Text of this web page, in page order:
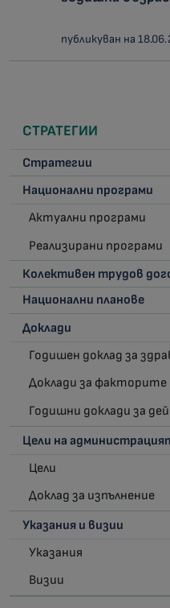
публикуван на
СТРАТЕГИИ
Стратегии
Национални програми
Актуални програми
Реализирани програми
Колективен трудов
Национални планове
Доклади
Годишен доклад за
Доклади за факторите
Годишни доклади за
Цели на
Цели
Доклад за изпълнение
Указания и визии
Указания
Визии